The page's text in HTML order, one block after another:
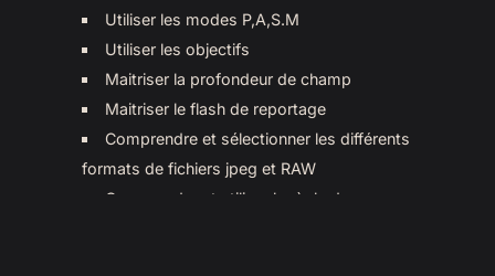
Utiliser les modes P,A,S.M
Utiliser les objectifs
Maitriser la profondeur de champ
Maitriser le flash de reportage
Comprendre et sélectionner les différents
formats de fichiers jpeg et RAW
Comprendre et utiliser la règle de